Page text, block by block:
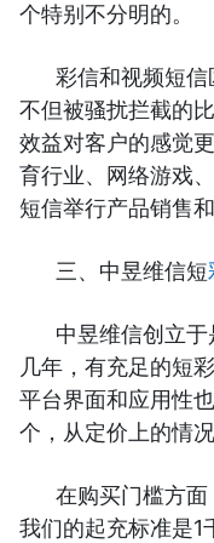
个特别不分明的。
彩信和视频短
不但被骚扰拦截的
效益对客户的感觉
育行业、网络游戏
短信举行产品销售和
三、中昱维信短
中昱维信创立
几年，有充足的短
平台界面和应用性
个，从定价上的情
在购买门槛方面
我们的起充标准是1